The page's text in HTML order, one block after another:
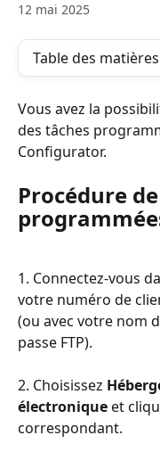
12 mai 2025
Table des matières
Vous avez la
des tâches
Configurator.
Procédure
1. Connectez-vous
votre numéro de
(ou avec votre nom
passe FTP).
2. Choisissez
électronique et
correspondant.